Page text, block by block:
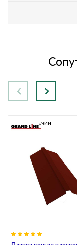
В наличии